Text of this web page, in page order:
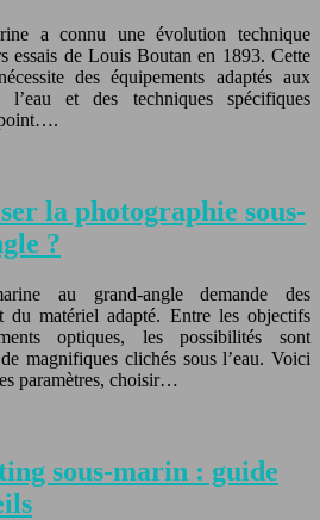
a connu une évolution technique
essais de Louis Boutan en 1893. Cette
des équipements adaptés aux
l’eau et des techniques spécifiques
point….
la photographie sous-
?
au grand-angle demande des
du matériel adapté. Entre les objectifs
optiques, les possibilités sont
magnifiques clichés sous l’eau. Voici
paramètres, choisir…
sous-marin : guide